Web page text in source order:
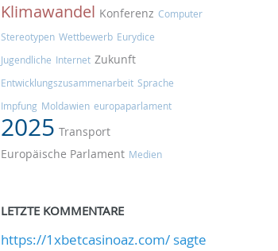
Klimawandel Konferenz Computer
Stereotypen Wettbewerb Eurydice
Jugendliche Internet Zukunft
Entwicklungszusammenarbeit Sprache
Impfung Moldawien europaparlament
2025 Transport
Europäische Parlament Medien
LETZTE KOMMENTARE
https://1xbetcasinoaz.com/ sagte